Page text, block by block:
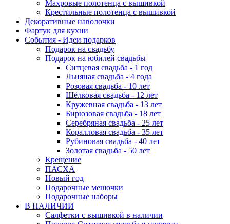
Махровые полотенца с вышивкой
Крестильные полотенца с вышивкой
Декоративные наволочки
Фартук для кухни
События - Идеи подарков
Подарок на свадьбу
Подарок на юбилей свадьбы
Ситцевая свадьба - 1 год
Льняная свадьба - 4 года
Розовая свадьба - 10 лет
Шёлковая свадьба - 12 лет
Кружевная свадьба - 13 лет
Бирюзовая свадьба - 18 лет
Серебряная свадьба - 25 лет
Коралловая свадьба - 35 лет
Рубиновая свадьба - 40 лет
Золотая свадьба - 50 лет
Крещение
ПАСХА
Новый год
Подарочные мешочки
Подарочные наборы
В НАЛИЧИИ
Салфетки с вышивкой в наличии